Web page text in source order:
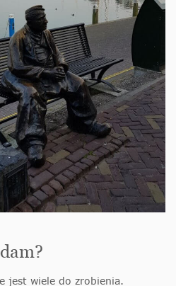
jest wiele do zrobienia.